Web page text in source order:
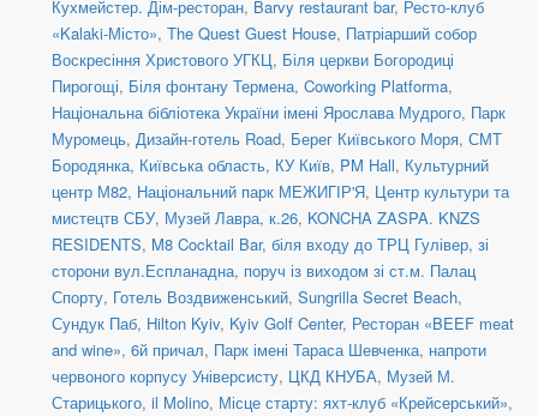
Кухмейстер. Дім-ресторан, Barvy restaurant bar, Ресто-клуб
«Kalaki-Місто», The Quest Guest House, Патріарший собор
Воскресіння Христового УГКЦ, Біля церкви Богородиці
Пирогощі, Біля фонтану Термена, Coworking Platforma,
Національна бібліотека України імені Ярослава Мудрого, Парк
Муромець, Дизайн-готель Road, Берег Київського Моря, СМТ
Бородянка, Київська область, КУ Київ, PM Hall, Культурний
центр М82, Національний парк МЕЖИГІР'Я, Центр культури та
мистецтв СБУ, Музей Лавра, к.26, KONCHA ZASPA. KNZS
RESIDENTS, M8 Cocktail Bar, біля входу до ТРЦ Гулівер, зі
сторони вул.Еспланадна, поруч із виходом зі ст.м. Палац
Спорту, Готель Воздвиженський, Sungrilla Secret Beach,
Сундук Паб, Hilton Kyiv, Kyiv Golf Center, Ресторан «BEEF meat
and wine», 6й причал, Парк імені Тараса Шевченка, напроти
червоного корпусу Універсисту, ЦКД КНУБА, Музей М.
Старицького, il Molino, Місце старту: яхт-клуб «Крейсерський»,